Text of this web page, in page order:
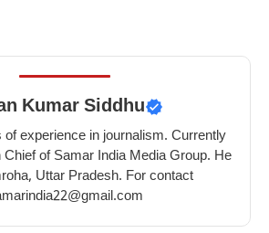
Kumar Siddhu
of experience in journalism. Currently
Chief of Samar India Media Group. He
Uttar Pradesh. For contact